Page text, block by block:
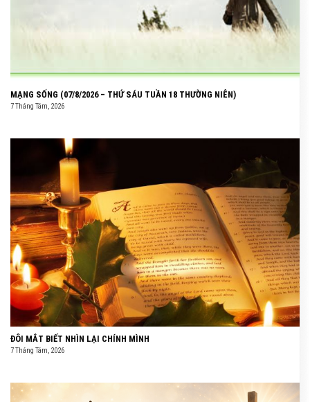
MẠNG SỐNG (07/8/2026 – THỨ SÁU TUẦN 18 THƯỜNG NIÊN)
7 Tháng Tám, 2026
ĐÔI MẮT BIẾT NHÌN LẠI CHÍNH MÌNH
7 Tháng Tám, 2026